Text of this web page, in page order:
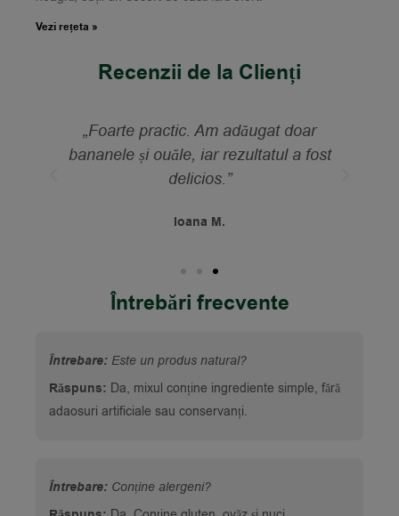
Vezi rețeta »
Recenzii de la Clienți
„L-am făcut într-o duminică dimineața
și a ieșit perfect. Moale, aromat și
foarte ușor de preparat.”
Maria M.
Întrebări frecvente
Întrebare: Este un produs natural?
Răspuns: Da, mixul conține ingrediente simple, fără
adaosuri artificiale sau conservanți.
Întrebare: Conține alergeni?